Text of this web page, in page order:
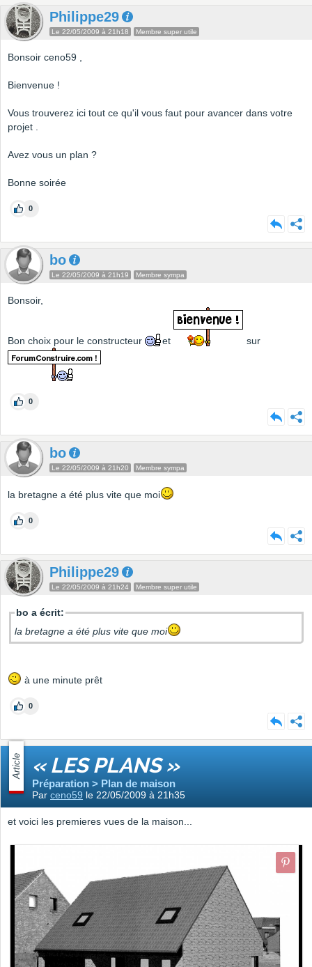
Philippe29
Le 22/05/2009 à 21h18 Membre super utile
Bonsoir ceno59 ,
Bienvenue !
Vous trouverez ici tout ce qu'il vous faut pour avancer dans votre
projet .
Avez vous un plan ?
Bonne soirée
0
bo
Le 22/05/2009 à 21h19 Membre sympa
Bonsoir,
Bon choix pour le constructeur et sur
0
bo
Le 22/05/2009 à 21h20 Membre sympa
la bretagne a été plus vite que moi
0
Philippe29
Le 22/05/2009 à 21h24 Membre super utile
bo a écrit:
la bretagne a été plus vite que moi
à une minute prêt
0
Article « LES PLANS »
Préparation > Plan de maison
Par ceno59 le 22/05/2009 à 21h35
et voici les premieres vues de la maison...